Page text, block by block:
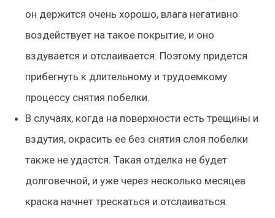
он держится очень хорошо, влага негативно
воздействует на такое покрытие, и оно
вздувается и отслаивается. Поэтому придется
прибегнуть к длительному и трудоемкому
процессу снятия побелки.
В случаях, когда на поверхности есть трещины и
вздутия, окрасить ее без снятия слоя побелки
также не удастся. Такая отделка не будет
долговечной, и уже через несколько месяцев
краска начнет трескаться и отслаиваться.